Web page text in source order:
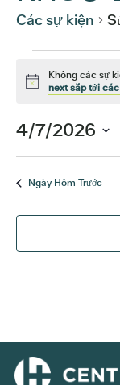
Các sự kiện
Các
kiện
cho
2026
Để
Không các sự
next sắp tới
4/7/2026
Ngày Hôm Trước